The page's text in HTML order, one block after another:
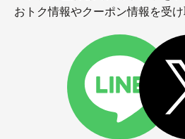
おトク情報やクーポン情報を受け